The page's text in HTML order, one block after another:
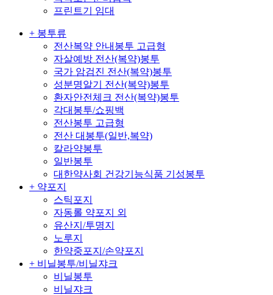
프린트기 임대
+ 봉투류
전산복약 안내봉투 고급형
자살예방 전산(복약)봉투
국가 암검진 전산(복약)봉투
성분명알기 전산(복약)봉투
환자안전체크 전산(복약)봉투
각대봉투/쇼핑백
전산봉투 고급형
전산 대봉투(일반,복약)
칼라약봉투
일반봉투
대한약사회 건강기능식품 기성봉투
+ 약포지
스틱포지
자동롤 약포지 외
유산지/투명지
노루지
한약중포지/손약포지
+ 비닐봉투/비닐쟈크
비닐봉투
비닐쟈크